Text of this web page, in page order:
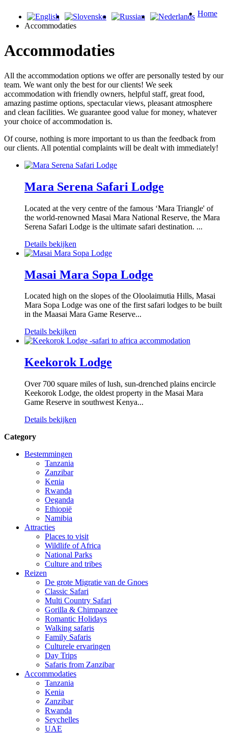
Home
Accommodaties
Accommodaties
All the accommodation options we offer are personally tested by our
team. We want only the best for our clients! We seek
accommodation with friendly owners, helpful staff, great food,
amazing pastime options, spectacular views, pleasant atmosphere
and clean facilities. We guarantee good value for money, whatever
your choice of accommodation is.
Of course, nothing is more important to us than the feedback from
our clients. All potential complaints will be dealt with immediately!
Mara Serena Safari Lodge
Located at the very centre of the famous ‘Mara Triangle' of
the world-renowned Masai Mara National Reserve, the Mara
Serena Safari Lodge is the ultimate safari destination. ...
Details bekijken
Masai Mara Sopa Lodge
Located high on the slopes of the Oloolaimutia Hills, Masai
Mara Sopa Lodge was one of the first safari lodges to be built
in the Maasai Mara Game Reserve...
Details bekijken
Keekorok Lodge
Over 700 square miles of lush, sun-drenched plains encircle
Keekorok Lodge, the oldest property in the Masai Mara
Game Reserve in southwest Kenya...
Details bekijken
Category
Bestemmingen
Tanzania
Zanzibar
Kenia
Rwanda
Oeganda
Ethiopië
Namibia
Attracties
Places to visit
Wildlife of Africa
National Parks
Culture and tribes
Reizen
De grote Migratie van de Gnoes
Classic Safari
Multi Country Safari
Gorilla & Chimpanzee
Romantic Holidays
Walking safaris
Family Safaris
Culturele ervaringen
Day Trips
Safaris from Zanzibar
Accommodaties
Tanzania
Kenia
Zanzibar
Rwanda
Seychelles
UAE